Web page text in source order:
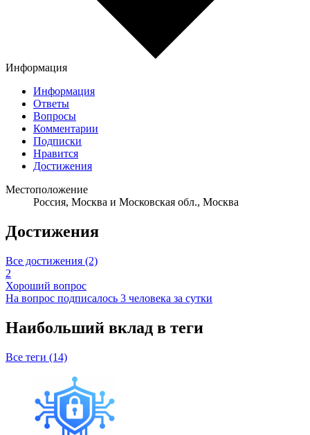
Информация
Информация
Ответы
Вопросы
Комментарии
Подписки
Нравится
Достижения
Местоположение
Россия, Москва и Московская обл., Москва
Достижения
Все достижения (2)
2
Хороший вопрос
На вопрос подписалось 3 человека за сутки
Наибольший вклад в теги
Все теги (14)